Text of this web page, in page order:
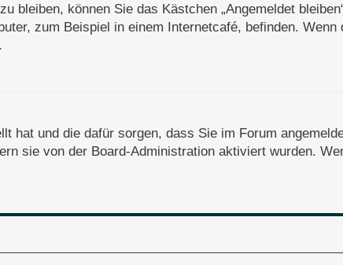
bleiben, können Sie das Kästchen „Angemeldet
zum Beispiel in einem Internetcafé, befinden.
hat und die dafür sorgen, dass Sie im Forum
sie von der Board-Administration aktiviert wurden.